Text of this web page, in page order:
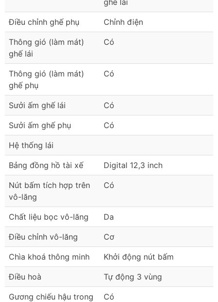
Điều chỉnh ghế phụ Chỉnh điện
Thông gió (làm mát)
ghế lái
Có
Thông gió (làm mát)
ghế phụ
Có
Sưởi ấm ghế lái Có
Sưởi ấm ghế phụ Có
Hệ thống lái
Bảng đồng hồ tài xế Digital 12,3 inch
Nút bấm tích hợp trên
vô-lăng
Có
Chất liệu bọc vô-lăng Da
Điều chỉnh vô-lăng Cơ
Chìa khoá thông minh Khởi động nút bấm
Điều hoà Tự động 3 vùng
Gương chiếu hậu trong
Có